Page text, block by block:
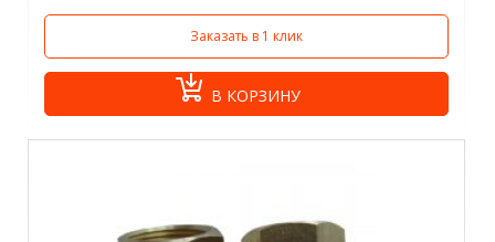
Заказать в 1 клик
В КОРЗИНУ